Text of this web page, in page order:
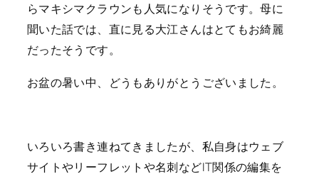
らマキシマクラウンも人気になりそうです。母に
聞いた話では、直に見る大江さんはとてもお綺麗
だったそうです。
お盆の暑い中、どうもありがとうございました。
いろいろ書き連ねてきましたが、私自身はウェブ
サイトやリーフレットや名刺などIT関係の編集を